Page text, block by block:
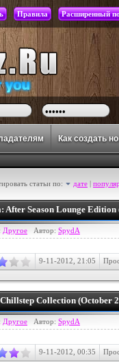
Правила Расширенный
Как создать
статьи по: дате |
After Season Lounge Edition
Другое Автор: SpydA
9-11-2012, 21:05
Chillstep Collection (October
Другое Автор: SpydA
9-11-2012, 00:35